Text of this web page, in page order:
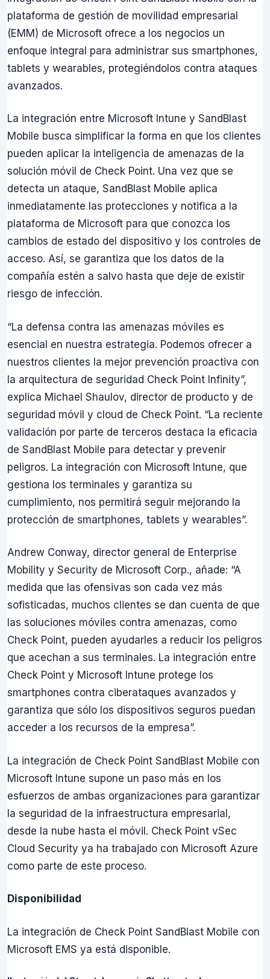
plataforma de gestión de movilidad empresarial
(EMM) de Microsoft ofrece a los negocios un
enfoque integral para administrar sus smartphones,
tablets y wearables, protegiéndolos contra ataques
avanzados.
La integración entre Microsoft Intune y SandBlast
Mobile busca simplificar la forma en que los clientes
pueden aplicar la inteligencia de amenazas de la
solución móvil de Check Point. Una vez que se
detecta un ataque, SandBlast Mobile aplica
inmediatamente las protecciones y notifica a la
plataforma de Microsoft para que conozca los
cambios de estado del dispositivo y los controles de
acceso. Así, se garantiza que los datos de la
compañía estén a salvo hasta que deje de existir
riesgo de infección.
“La defensa contra las amenazas móviles es
esencial en nuestra estrategia. Podemos ofrecer a
nuestros clientes la mejor prevención proactiva con
la arquitectura de seguridad Check Point Infinity”,
explica Michael Shaulov, director de producto y de
seguridad móvil y cloud de Check Point. “La reciente
validación por parte de terceros destaca la eficacia
de SandBlast Mobile para detectar y prevenir
peligros. La integración con Microsoft Intune, que
gestiona los terminales y garantiza su
cumplimiento, nos permitirá seguir mejorando la
protección de smartphones, tablets y wearables”.
Andrew Conway, director general de Enterprise
Mobility y Security de Microsoft Corp., añade: “A
medida que las ofensivas son cada vez más
sofisticadas, muchos clientes se dan cuenta de que
las soluciones móviles contra amenazas, como
Check Point, pueden ayudarles a reducir los peligros
que acechan a sus terminales. La integración entre
Check Point y Microsoft Intune protege los
smartphones contra ciberataques avanzados y
garantiza que sólo los dispositivos seguros puedan
acceder a los recursos de la empresa”.
La integración de Check Point SandBlast Mobile con
Microsoft Intune supone un paso más en los
esfuerzos de ambas organizaciones para garantizar
la seguridad de la infraestructura empresarial,
desde la nube hasta el móvil. Check Point vSec
Cloud Security ya ha trabajado con Microsoft Azure
como parte de este proceso.
Disponibilidad
La integración de Check Point SandBlast Mobile con
Microsoft EMS ya está disponible.